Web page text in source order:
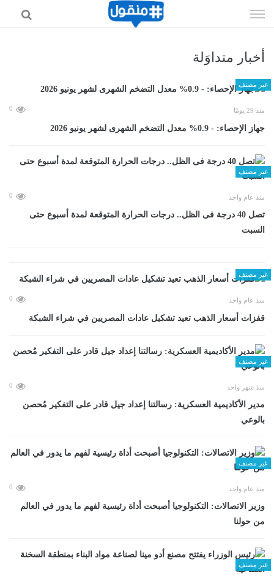
الى
أخبار متداوَلة
غير مصنف
منذ 29 يومًا 0
جهاز الإحصاء: - 0.9% معدل التضخم الشهرى لشهر يونيو 2026
غير مصنف
منذ عام واحد 0
تصل 40 درجة فى الظل.. درجات الحرارة المتوقعة لمدة أسبوع حتى
السبت
غير مصنف
منذ عام واحد 0
قفزات أسعار الذهب تعيد تشكيل عادات المصريين في شراء الشبكة
غير مصنف
منذ شهر واحد 0
مدير الأكاديمية العسكرية: رسالتنا إعداد جيل قادر على التفكير مُحصن
بالوعي
غير مصنف
منذ عام واحد 0
وزير الاتصالات: التكنولوجيا أصبحت أداة رئيسية لفهم ما يدور في العالم
من حولنا
غير مصنف